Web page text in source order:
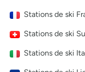
Stations de ski
Stations de ski
Stations de ski